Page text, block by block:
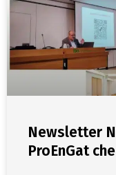
Newsletter
ProEnGat